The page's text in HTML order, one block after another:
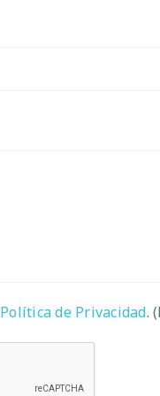
Política de Privacidad.